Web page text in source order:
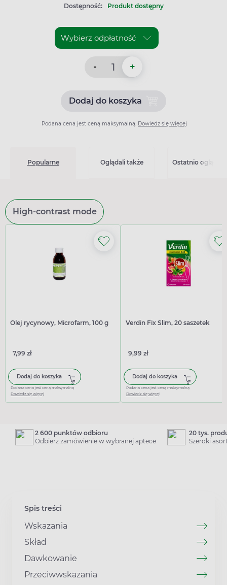
Dostępność: Produkt dostępny
- +
Dodaj do koszykaDodaj do koszyka Nodom,
Podana cena jest ceną maksymalną. Dowiedz się więcej
Popularne Oglądali także Ostatnio
High-contrast mode
Olej rycynowy, Microfarm, 100 g
7,99 zł
Dodaj do koszyka
Podana cena jest ceną maksymalną
Dowiedz się więcej
Verdin Fix Slim, 20 saszetek
9,99 zł
Dodaj do koszyka
Podana cena jest ceną maksymalną
Dowiedz się więcej
2 600 punktów odbioru
Odbierz zamówienie w wybranej aptece
20 tys.
Szeroki
Spis treści
Wskazania
Skład
Dawkowanie
Przeciwwskazania